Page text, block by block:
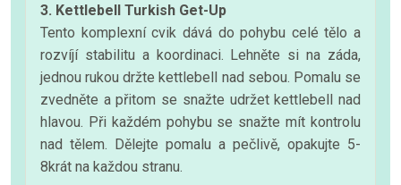
3. Kettlebell Turkish Get-Up
Tento komplexní cvik dává do pohybu celé tělo a
rozvíjí stabilitu a koordinaci. Lehněte si na záda,
jednou rukou držte kettlebell nad sebou. Pomalu se
zvedněte a přitom se snažte udržet kettlebell nad
hlavou. Při každém pohybu se snažte mít kontrolu
nad tělem. Dělejte pomalu a pečlivě, opakujte 5-
8krát na každou stranu.